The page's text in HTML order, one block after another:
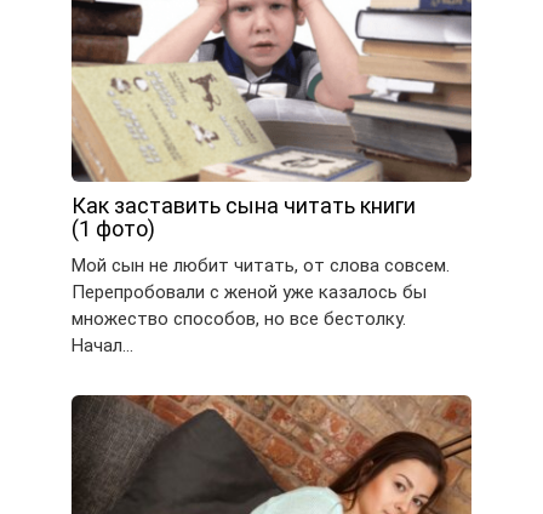
Как заставить сына читать книги
(1 фото)
Мой сын не любит читать, от слова совсем.
Перепробовали с женой уже казалось бы
множество способов, но все бестолку.
Начал…